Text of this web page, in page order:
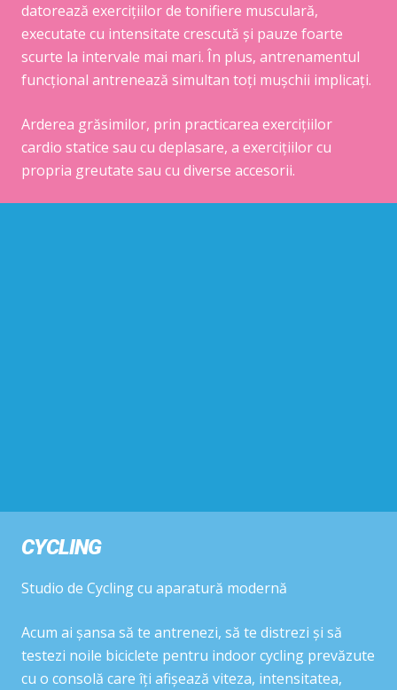
datorează exercițiilor de tonifiere musculară,
executate cu intensitate crescută și pauze foarte
scurte la intervale mai mari. În plus, antrenamentul
funcțional antrenează simultan toți mușchii implicați.
Arderea grăsimilor, prin practicarea exercițiilor
cardio statice sau cu deplasare, a exercițiilor cu
propria greutate sau cu diverse accesorii.
CYCLING
Studio de Cycling cu aparatură modernă
Acum ai șansa să te antrenezi, să te distrezi și să
testezi noile biciclete pentru indoor cycling prevăzute
cu o consolă care îți afișează viteza, intensitatea,